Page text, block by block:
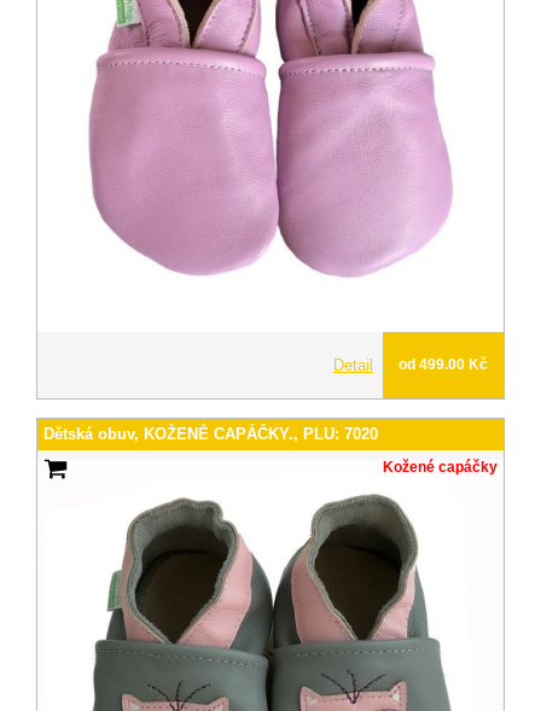
Detail od 499.00 Kč
Dětská obuv, KOŽENÉ CAPÁČKY., PLU: 7020
Kožené capáčky